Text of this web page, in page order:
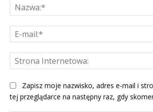
Zapisz moje nazwisko, adres e-mail i
tej przeglądarce na następny raz, gdy